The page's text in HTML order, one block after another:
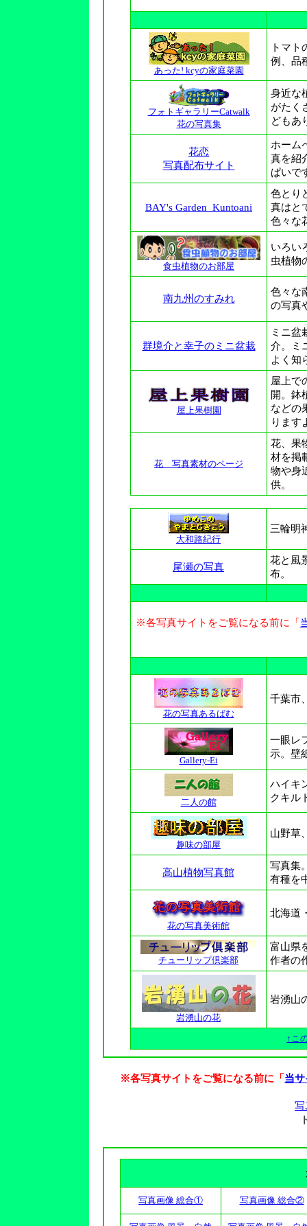
あった! kcyの家庭菜園
トマト
例、品
フォトギャラリーCatwalk
花の写真集
身近な
がたく
どもあ
花恋
写真配布サイト
ホーム
真を紹
ぱいで
BAY's Garden_Kuntoani
色とり
真はと
色々な
食虫植物のお部屋
いろい
虫植物
南九州のすみれ
色々な
の写真
群境介と幸子のミニ盆栽
ミニ盆
介。ミ
よく知
屋上果樹園
屋上で
開。鉢
などの
ります
花 写真素材のページ
花、果
材を掲
物や身
供。
大和路紀行
三輪明
尾瀬の写真
花と風
布。
※各写真サイトをご覧になる前に「
花の写真あるばむ
千葉市
Gallery-Ei
一眼レ
示。壁
二人の館
ハイキ
クキル
趣味の部屋
山野草
高山植物写真館
写真集
有種を
花の写真美術館
北海道
チューリップ倶楽部
富山県
作者の
岩湧山の花
岩湧山
↑こ
※各写真サイトをご覧になる前に「 当
写
写真画像 総合① 写真画像 総合②